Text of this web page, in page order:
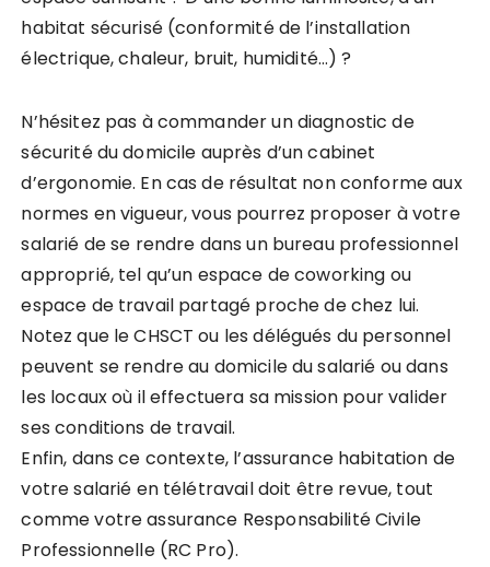
habitat sécurisé (conformité de l’installation
électrique, chaleur, bruit, humidité…) ?
N’hésitez pas à commander un diagnostic de
sécurité du domicile auprès d’un cabinet
d’ergonomie. En cas de résultat non conforme aux
normes en vigueur, vous pourrez proposer à votre
salarié de se rendre dans un bureau professionnel
approprié, tel qu’un espace de coworking ou
espace de travail partagé proche de chez lui.
Notez que le CHSCT ou les délégués du personnel
peuvent se rendre au domicile du salarié ou dans
les locaux où il effectuera sa mission pour valider
ses conditions de travail.
Enfin, dans ce contexte, l’assurance habitation de
votre salarié en télétravail doit être revue, tout
comme votre assurance Responsabilité Civile
Professionnelle (RC Pro).